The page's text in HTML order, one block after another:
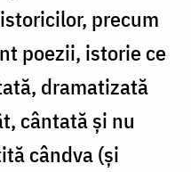
precum
poezii, istorie ce
dramatizată
cântată și nu
cândva (și